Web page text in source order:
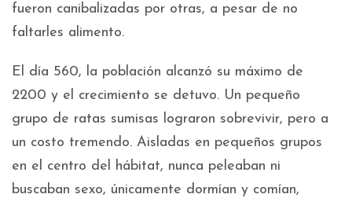
fueron canibalizadas por otras, a pesar de no
faltarles alimento.
El día 560, la población alcanzó su máximo de
2200 y el crecimiento se detuvo. Un pequeño
grupo de ratas sumisas lograron sobrevivir, pero a
un costo tremendo. Aisladas en pequeños grupos
en el centro del hábitat, nunca peleaban ni
buscaban sexo, únicamente dormían y comían,